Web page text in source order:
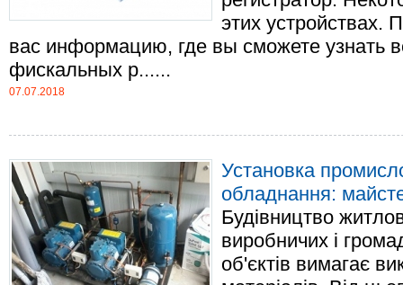
этих устройствах.
вас информацию, где вы сможете узнать
фискальных р......
07.07.2018
Установка
обладнання:
Будівництво
виробничих і
об'єктів вимагає